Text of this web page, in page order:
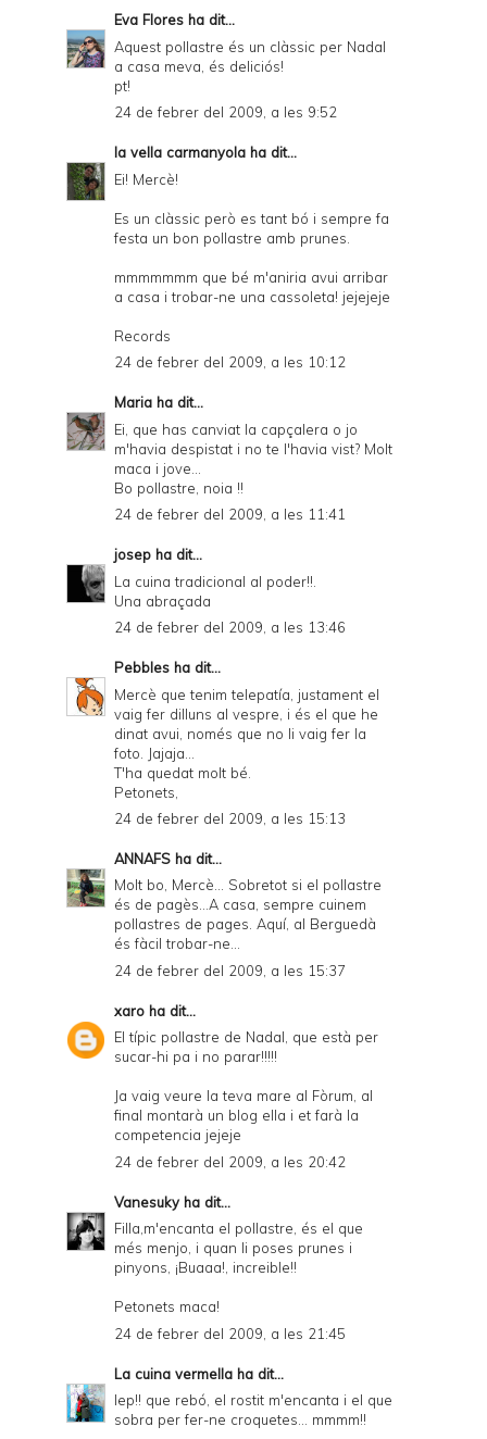
Eva Flores ha dit...
Aquest pollastre és un clàssic per Nadal
a casa meva, és deliciós!
pt!
24 de febrer del 2009, a les 9:52
la vella carmanyola ha dit...
Ei! Mercè!
Es un clàssic però es tant bó i sempre fa
festa un bon pollastre amb prunes.
mmmmmmm que bé m'aniria avui arribar
a casa i trobar-ne una cassoleta! jejejeje
Records
24 de febrer del 2009, a les 10:12
Maria ha dit...
Ei, que has canviat la capçalera o jo
m'havia despistat i no te l'havia vist? Molt
maca i jove...
Bo pollastre, noia !!
24 de febrer del 2009, a les 11:41
josep ha dit...
La cuina tradicional al poder!!.
Una abraçada
24 de febrer del 2009, a les 13:46
Pebbles ha dit...
Mercè que tenim telepatía, justament el
vaig fer dilluns al vespre, i és el que he
dinat avui, només que no li vaig fer la
foto. Jajaja...
T'ha quedat molt bé.
Petonets,
24 de febrer del 2009, a les 15:13
ANNAFS ha dit...
Molt bo, Mercè... Sobretot si el pollastre
és de pagès...A casa, sempre cuinem
pollastres de pages. Aquí, al Berguedà
és fàcil trobar-ne...
24 de febrer del 2009, a les 15:37
xaro ha dit...
El típic pollastre de Nadal, que està per
sucar-hi pa i no parar!!!!!
Ja vaig veure la teva mare al Fòrum, al
final montarà un blog ella i et farà la
competencia jejeje
24 de febrer del 2009, a les 20:42
Vanesukyha dit...
Filla,m'encanta el pollastre, és el que
més menjo, i quan li poses prunes i
pinyons, ¡Buaaa!, increible!!
Petonets maca!
24 de febrer del 2009, a les 21:45
La cuina vermella ha dit...
Iep!! que rebó, el rostit m'encanta i el que
sobra per fer-ne croquetes... mmmm!!